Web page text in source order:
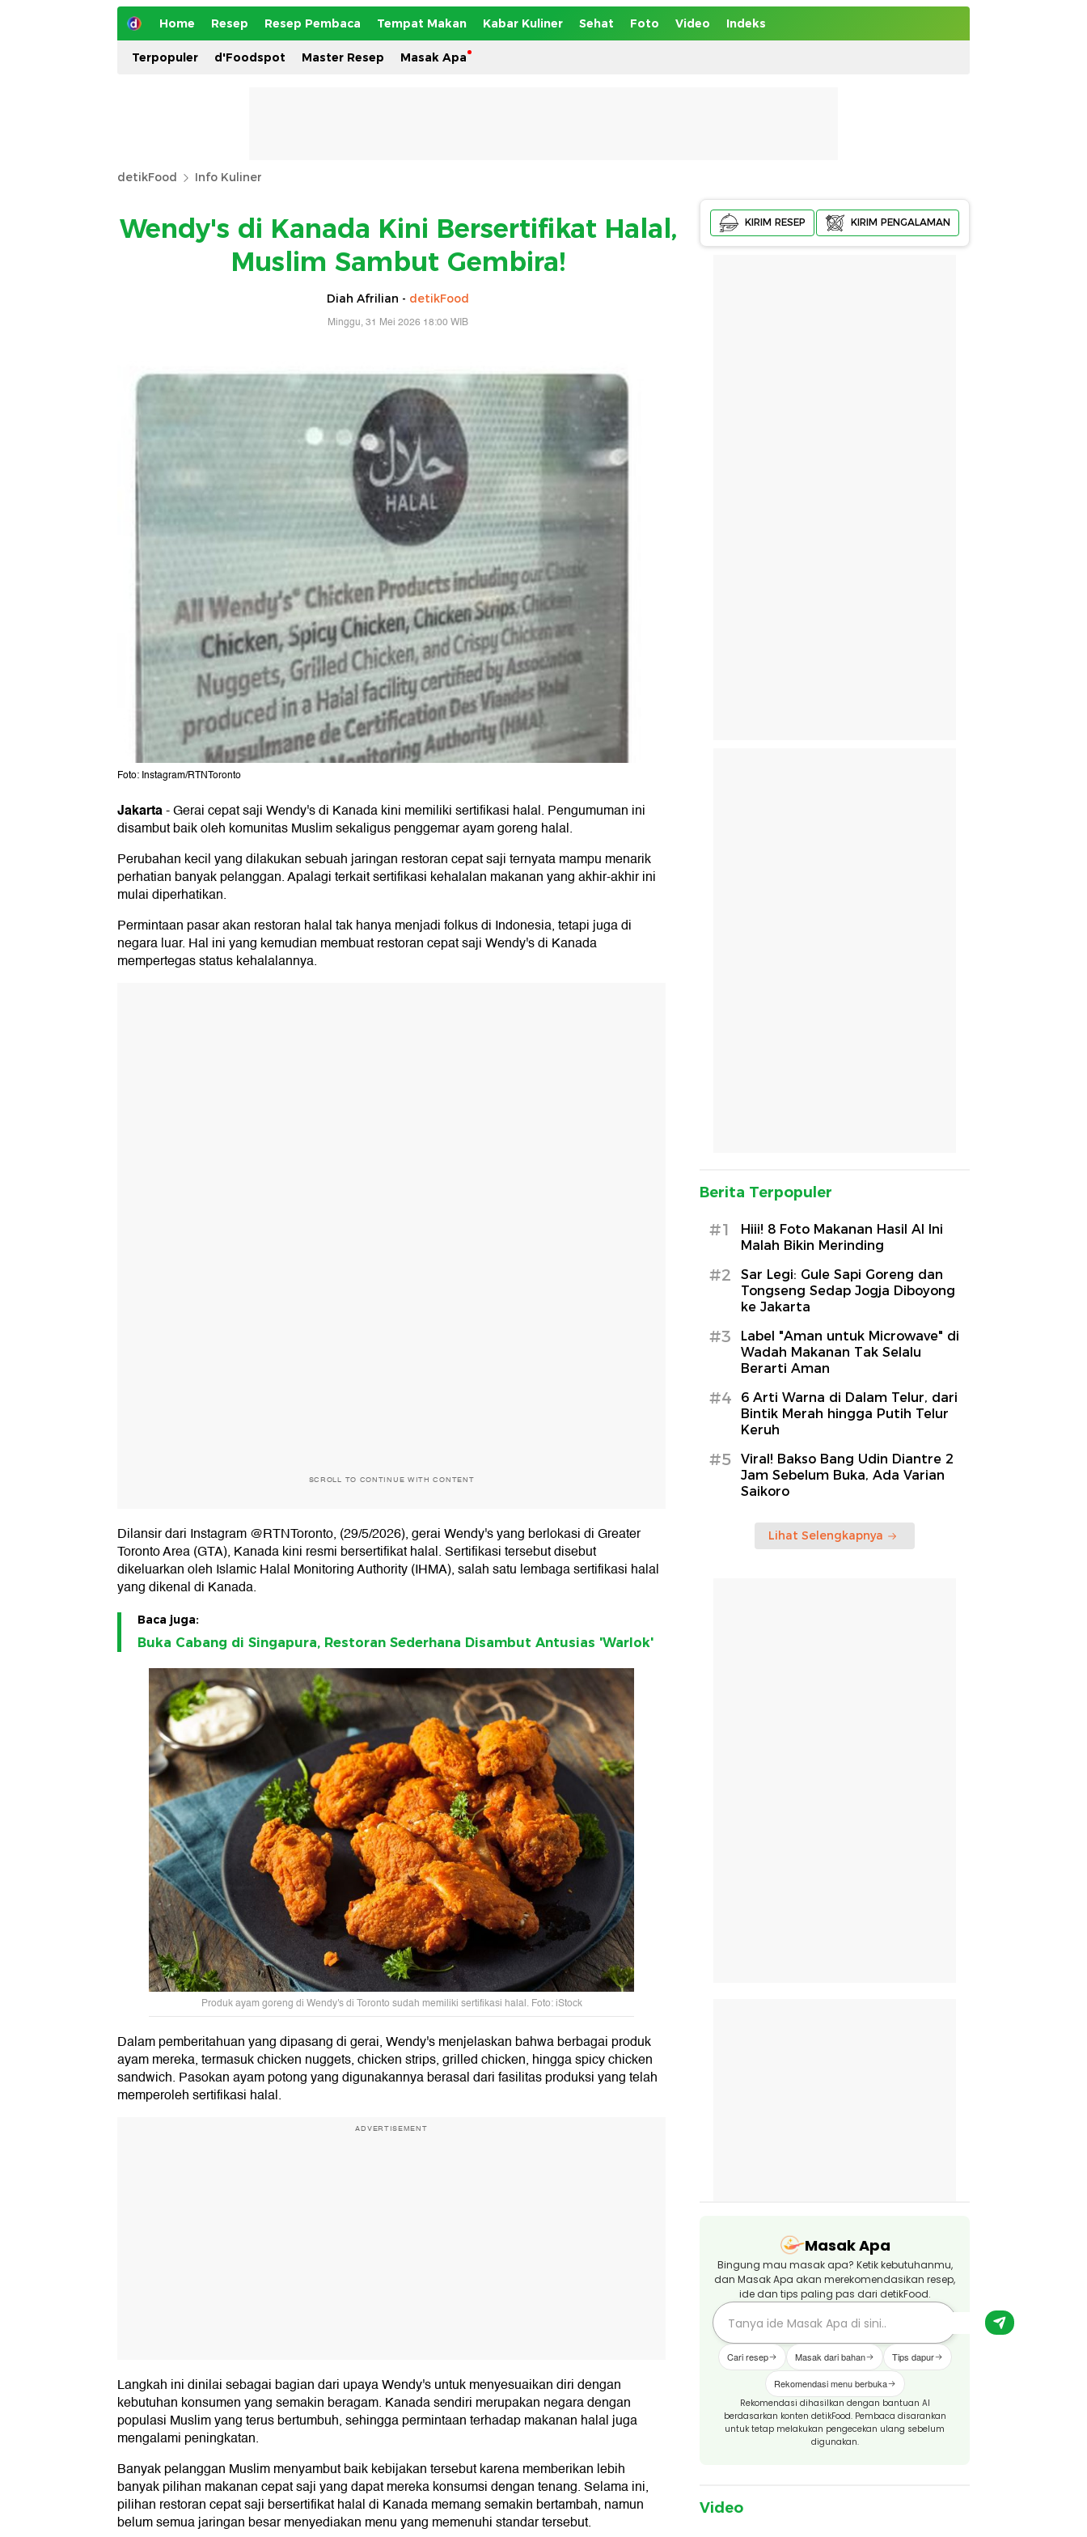
Home Resep Resep Pembaca Tempat Makan Kabar Kuliner Sehat Foto Video Indeks
Terpopuler d'Foodspot Master Resep Masak Apa
detikFood Info Kuliner
Wendy's di Kanada Kini Bersertifikat Halal,
Muslim Sambut Gembira!
Diah Afrilian - detikFood
Minggu, 31 Mei 2026 18:00 WIB
Foto: Instagram/RTNToronto
Jakarta-Gerai cepat saji Wendy's di Kanada kini memiliki sertifikasi halal. Pengumuman ini
disambut baik oleh komunitas Muslim sekaligus penggemar ayam goreng halal.
Perubahan kecil yang dilakukan sebuah jaringan restoran cepat saji ternyata mampu menarik
perhatian banyak pelanggan. Apalagi terkait sertifikasi kehalalan makanan yang akhir-akhir ini
mulai diperhatikan.
Permintaan pasar akan restoran halal tak hanya menjadi folkus di Indonesia, tetapi juga di
negara luar. Hal ini yang kemudian membuat restoran cepat saji Wendy's di Kanada
mempertegas status kehalalannya.
SCROLL TO CONTINUE WITH CONTENT
Dilansir dari Instagram @RTNToronto, (29/5/2026), gerai Wendy's yang berlokasi di Greater
Toronto Area (GTA), Kanada kini resmi bersertifikat halal. Sertifikasi tersebut disebut
dikeluarkan oleh Islamic Halal Monitoring Authority (IHMA), salah satu lembaga sertifikasi halal
yang dikenal di Kanada.
Baca juga:
Buka Cabang di Singapura, Restoran Sederhana Disambut Antusias 'Warlok'
Produk ayam goreng di Wendy's di Toronto sudah memiliki sertifikasi halal. Foto: iStock
Dalam pemberitahuan yang dipasang di gerai, Wendy's menjelaskan bahwa berbagai produk
ayam mereka, termasuk chicken nuggets, chicken strips, grilled chicken, hingga spicy chicken
sandwich. Pasokan ayam potong yang digunakannya berasal dari fasilitas produksi yang telah
memperoleh sertifikasi halal.
ADVERTISEMENT
Langkah ini dinilai sebagai bagian dari upaya Wendy's untuk menyesuaikan diri dengan
kebutuhan konsumen yang semakin beragam. Kanada sendiri merupakan negara dengan
populasi Muslim yang terus bertumbuh, sehingga permintaan terhadap makanan halal juga
mengalami peningkatan.
Banyak pelanggan Muslim menyambut baik kebijakan tersebut karena memberikan lebih
banyak pilihan makanan cepat saji yang dapat mereka konsumsi dengan tenang. Selama ini,
pilihan restoran cepat saji bersertifikat halal di Kanada memang semakin bertambah, namun
belum semua jaringan besar menyediakan menu yang memenuhi standar tersebut.
KIRIM RESEP KIRIM PENGALAMAN
Berita Terpopuler
#1
Hiii! 8 Foto Makanan Hasil AI Ini
Malah Bikin Merinding
#2
Sar Legi: Gule Sapi Goreng dan
Tongseng Sedap Jogja Diboyong
ke Jakarta
#3
Label "Aman untuk Microwave" di
Wadah Makanan Tak Selalu
Berarti Aman
#4
6 Arti Warna di Dalam Telur, dari
Bintik Merah hingga Putih Telur
Keruh
#5
Viral! Bakso Bang Udin Diantre 2
Jam Sebelum Buka, Ada Varian
Saikoro
Lihat Selengkapnya
Masak Apa
Bingung mau masak apa? Ketik kebutuhanmu,
dan Masak Apa akan merekomendasikan resep,
ide dan tips paling pas dari detikFood.
Cari resep Masak dari bahan Tips dapur
Rekomendasi menu berbuka
Rekomendasi dihasilkan dengan bantuan AI
berdasarkan konten detikFood. Pembaca disarankan
untuk tetap melakukan pengecekan ulang sebelum
digunakan.
Video